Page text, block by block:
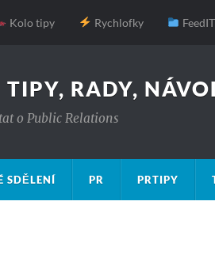
Kolo tipy Rychlofky FeedIT
RADY,
o Public Relations
SDĚLENÍ PR PRTIPY